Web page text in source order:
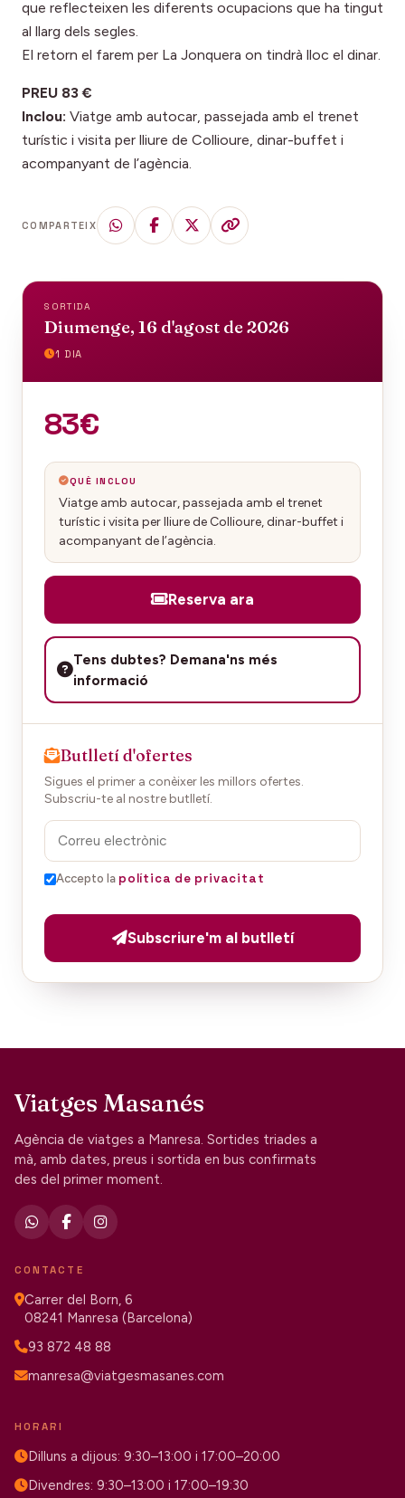
que reflecteixen les diferents ocupacions que ha tingut
al llarg dels segles.
El retorn el farem per La Jonquera on tindrà lloc el dinar.
PREU 83 €
Inclou: Viatge amb autocar, passejada amb el trenet
turístic i visita per lliure de Collioure, dinar-buffet i
acompanyant de l’agència.
COMPARTEIX
SORTIDA
Diumenge, 16 d'agost de 2026
1 DIA
83€
QUÈ INCLOU
Viatge amb autocar, passejada amb el trenet
turístic i visita per lliure de Collioure, dinar-buffet i
acompanyant de l’agència.
Reserva ara
Tens dubtes? Demana'ns més
informació
Butlletí d'ofertes
Sigues el primer a conèixer les millors ofertes.
Subscriu-te al nostre butlletí.
Accepto la política de privacitat
Subscriure'm al butlletí
Viatges Masanés
Agència de viatges a Manresa. Sortides triades a
mà, amb dates, preus i sortida en bus confirmats
des del primer moment.
CONTACTE
Carrer del Born, 6
08241 Manresa (Barcelona)
93 872 48 88
manresa@viatgesmasanes.com
HORARI
Dilluns a dijous: 9:30–13:00 i 17:00–20:00
Divendres: 9:30–13:00 i 17:00–19:30